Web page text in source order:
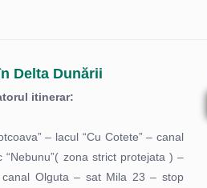
Delta Dunării
itinerar:
– lacul “Cu Cotete” – canal
zona strict protejata ) –
canal Olguta – sat Mila 23 – stop